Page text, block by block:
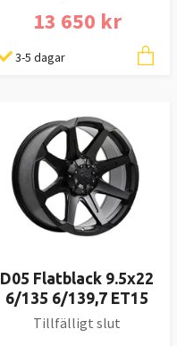
13 650 kr
3-5 dagar
D05 Flatblack 9.5x22
6/135 6/139,7 ET15
Tillfälligt slut